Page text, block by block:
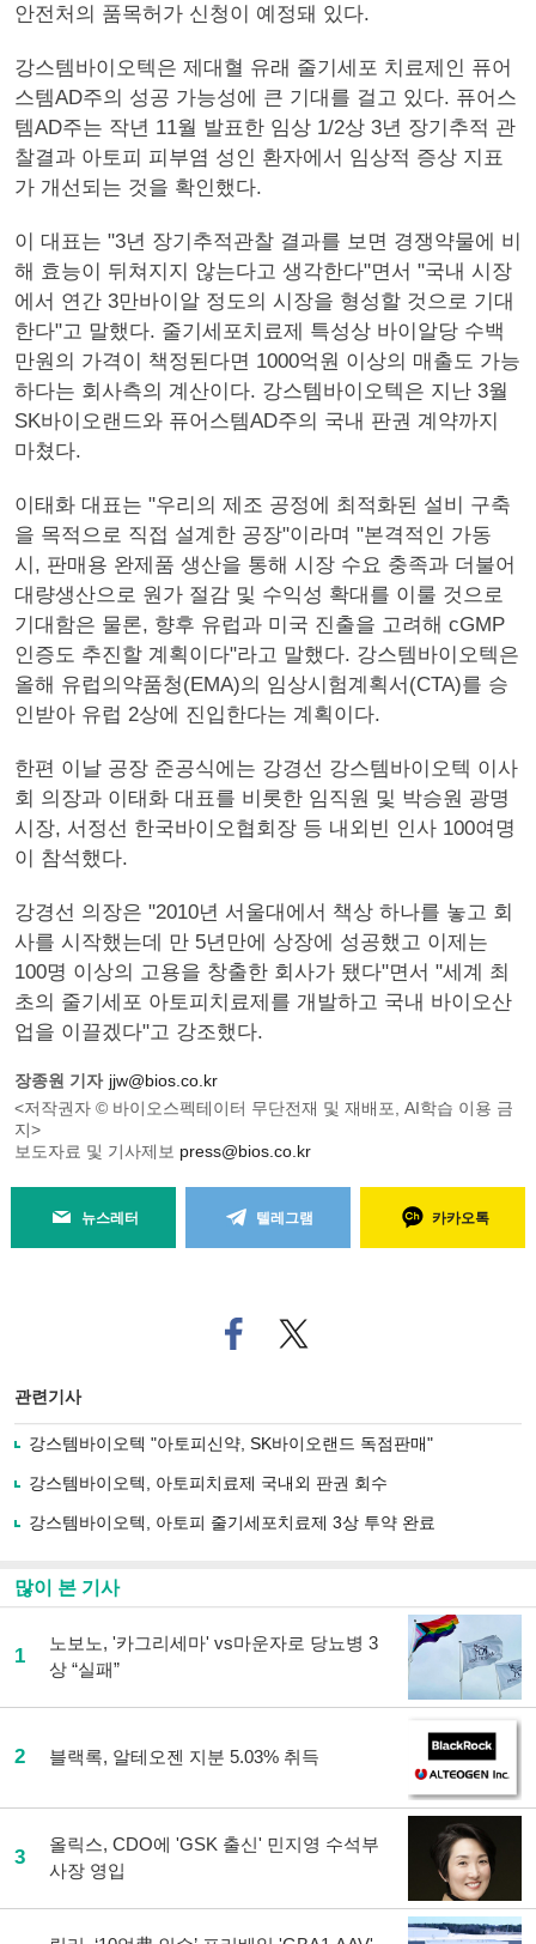
안전처의 품목허가 신청이 예정돼 있다.
강스템바이오텍은 제대혈 유래 줄기세포 치료제인 퓨어
스템AD주의 성공 가능성에 큰 기대를 걸고 있다. 퓨어스
템AD주는 작년 11월 발표한 임상 1/2상 3년 장기추적 관
찰결과 아토피 피부염 성인 환자에서 임상적 증상 지표
가 개선되는 것을 확인했다.
이 대표는 "3년 장기추적관찰 결과를 보면 경쟁약물에 비
해 효능이 뒤쳐지지 않는다고 생각한다"면서 "국내 시장
에서 연간 3만바이알 정도의 시장을 형성할 것으로 기대
한다"고 말했다. 줄기세포치료제 특성상 바이알당 수백
만원의 가격이 책정된다면 1000억원 이상의 매출도 가능
하다는 회사측의 계산이다. 강스템바이오텍은 지난 3월
SK바이오랜드와 퓨어스템AD주의 국내 판권 계약까지
마쳤다.
이태화 대표는 "우리의 제조 공정에 최적화된 설비 구축
을 목적으로 직접 설계한 공장"이라며 "본격적인 가동
시, 판매용 완제품 생산을 통해 시장 수요 충족과 더불어
대량생산으로 원가 절감 및 수익성 확대를 이룰 것으로
기대함은 물론, 향후 유럽과 미국 진출을 고려해 cGMP
인증도 추진할 계획이다"라고 말했다. 강스템바이오텍은
올해 유럽의약품청(EMA)의 임상시험계획서(CTA)를 승
인받아 유럽 2상에 진입한다는 계획이다.
한편 이날 공장 준공식에는 강경선 강스템바이오텍 이사
회 의장과 이태화 대표를 비롯한 임직원 및 박승원 광명
시장, 서정선 한국바이오협회장 등 내외빈 인사 100여명
이 참석했다.
강경선 의장은 "2010년 서울대에서 책상 하나를 놓고 회
사를 시작했는데 만 5년만에 상장에 성공했고 이제는
100명 이상의 고용을 창출한 회사가 됐다"면서 "세계 최
초의 줄기세포 아토피치료제를 개발하고 국내 바이오산
업을 이끌겠다"고 강조했다.
장종원 기자 jjw@bios.co.kr
<저작권자 © 바이오스펙테이터 무단전재 및 재배포, AI학습 이용 금
지>
보도자료 및 기사제보 press@bios.co.kr
뉴스레터 텔레그램 카카오톡
페
이
로
기
사
유
트위
터로
관련기사
강스템바이오텍 "아토피신약, SK바이오랜드 독점판매"
강스템바이오텍, 아토피치료제 국내외 판권 회수
강스템바이오텍, 아토피 줄기세포치료제 3상 투약 완료
많이 본 기사
1
노보노, '카그리세마' vs마운자로 당뇨병 3
상 “실패”
2 블랙록, 알테오젠 지분 5.03% 취득
3
올릭스, CDO에 'GSK 출신' 민지영 수석부
사장 영입